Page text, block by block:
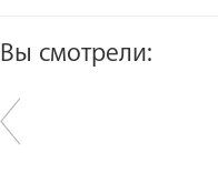
Вы смотрели: